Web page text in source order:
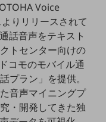
Voice
りリリースされて
話音声をテキスト
トセンター向けの
コモのモバイル通
プラン」を提供。
音声マイニングプ
・開発してきた独